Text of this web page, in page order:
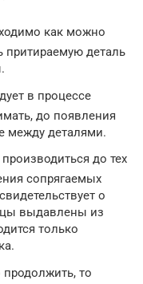
как можно
притираемую деталь
в процессе
до появления
между деталями.
до тех
сопрягаемых
о
выдавлены из
только
то